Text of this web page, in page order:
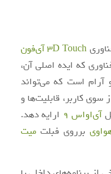
3D Touchآی‌فون
که‌ ایده اصلی آن،
است که می‌تواند
کاربر، قابلیت‌ها و
آی‌او‌اس 9
ارایه دهد.
برروی فبلت میت